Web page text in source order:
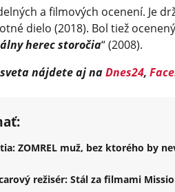
a filmových ocenení. Je
dielo (2018). Bol tiež
herec storočia“ (2008).
nájdete aj naDnes24,
ZOMREL muž, bez ktorého by
režisér: Stál za filmami